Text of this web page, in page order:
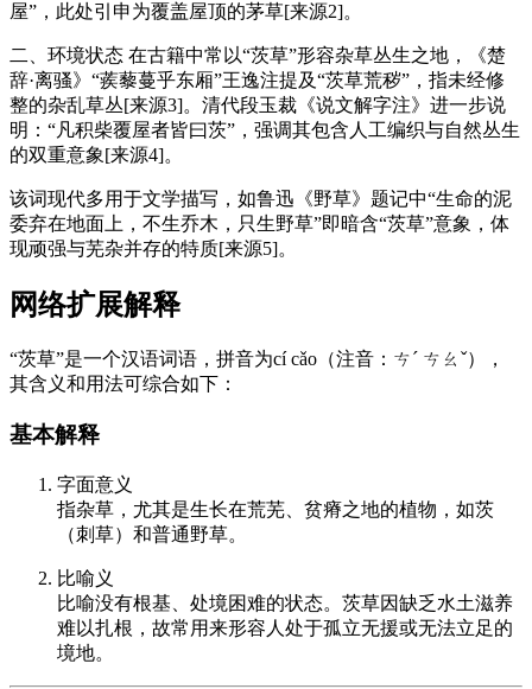
屋”，此处引申为覆盖屋顶的茅草[来源2]。
二、环境状态 在古籍中常以“茨草”形容杂草丛生之地，《楚
辞·离骚》“蒺藜蔓乎东厢”王逸注提及“茨草荒秽”，指未经修
整的杂乱草丛[来源3]。清代段玉裁《说文解字注》进一步说
明：“凡积柴覆屋者皆曰茨”，强调其包含人工编织与自然丛生
的双重意象[来源4]。
该词现代多用于文学描写，如鲁迅《野草》题记中“生命的泥
委弃在地面上，不生乔木，只生野草”即暗含“茨草”意象，体
现顽强与芜杂并存的特质[来源5]。
网络扩展解释
“茨草”是一个汉语词语，拼音为cí cǎo（注音：ㄘˊ ㄘㄠˇ），
其含义和用法可综合如下：
基本解释
字面意义
指杂草，尤其是生长在荒芜、贫瘠之地的植物，如茨
（刺草）和普通野草。
比喻义
比喻没有根基、处境困难的状态。茨草因缺乏水土滋养
难以扎根，故常用来形容人处于孤立无援或无法立足的
境地。